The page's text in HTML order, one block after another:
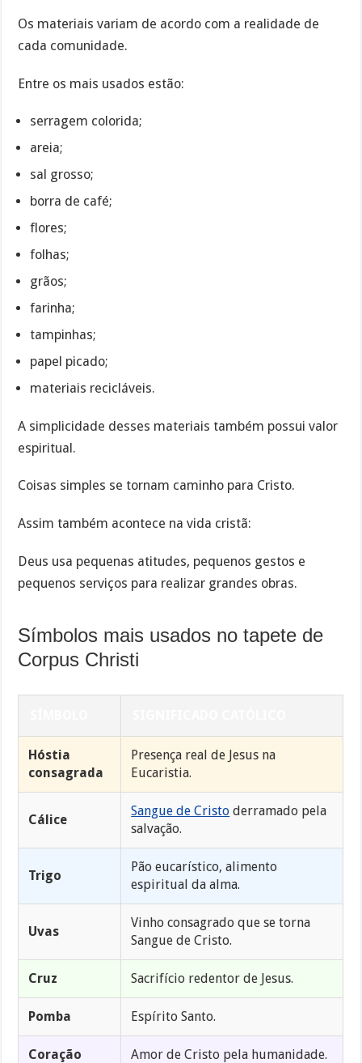
Os materiais variam de acordo com a realidade de
cada comunidade.
Entre os mais usados estão:
serragem colorida;
areia;
sal grosso;
borra de café;
flores;
folhas;
grãos;
farinha;
tampinhas;
papel picado;
materiais recicláveis.
A simplicidade desses materiais também possui valor
espiritual.
Coisas simples se tornam caminho para Cristo.
Assim também acontece na vida cristã:
Deus usa pequenas atitudes, pequenos gestos e
pequenos serviços para realizar grandes obras.
Símbolos mais usados no tapete de
Corpus Christi
Hóstia
consagrada
Presença real de Jesus na
Eucaristia.
Cálice
Sangue de Cristo derramado pela
salvação.
Trigo
Pão eucarístico, alimento
espiritual da alma.
Uvas
Vinho consagrado que se torna
Sangue de Cristo.
Cruz Sacrifício redentor de Jesus.
Pomba Espírito Santo.
Coração Amor de Cristo pela humanidade.